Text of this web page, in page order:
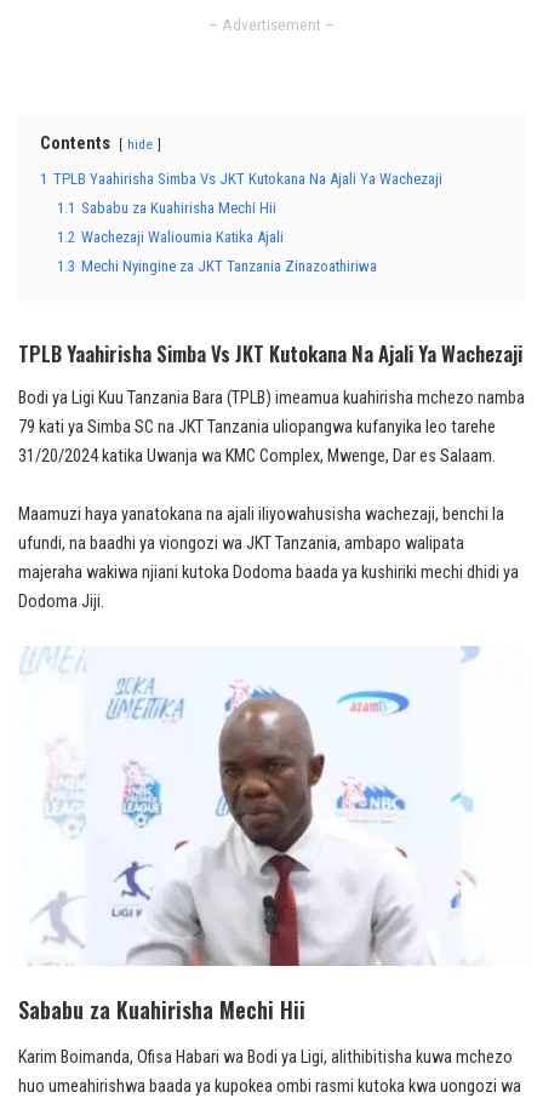
– Advertisement –
Contents hide
1 TPLB Yaahirisha Simba Vs JKT Kutokana Na Ajali Ya Wachezaji
1.1 Sababu za Kuahirisha Mechi Hii
1.2 Wachezaji Walioumia Katika Ajali
1.3 Mechi Nyingine za JKT Tanzania Zinazoathiriwa
TPLB Yaahirisha Simba Vs JKT Kutokana Na Ajali Ya Wachezaji
Bodi ya Ligi Kuu Tanzania Bara (TPLB) imeamua kuahirisha mchezo namba
79 kati ya Simba SC na JKT Tanzania uliopangwa kufanyika leo tarehe
31/20/2024 katika Uwanja wa KMC Complex, Mwenge, Dar es Salaam.
Maamuzi haya yanatokana na ajali iliyowahusisha wachezaji, benchi la
ufundi, na baadhi ya viongozi wa JKT Tanzania, ambapo walipata
majeraha wakiwa njiani kutoka Dodoma baada ya kushiriki mechi dhidi ya
Dodoma Jiji.
Sababu za Kuahirisha Mechi Hii
Karim Boimanda, Ofisa Habari wa Bodi ya Ligi, alithibitisha kuwa mchezo
huo umeahirishwa baada ya kupokea ombi rasmi kutoka kwa uongozi wa